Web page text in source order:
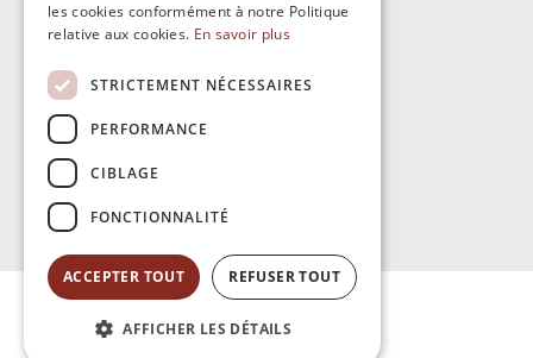
les cookies conformément à notre Politique
relative aux cookies. En savoir plus
STRICTEMENT NÉCESSAIRES
PERFORMANCE
CIBLAGE
FONCTIONNALITÉ
ACCEPTER TOUT REFUSER TOUT
AFFICHER LES DÉTAILS